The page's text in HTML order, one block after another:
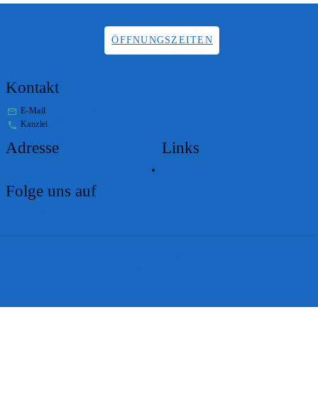
ÖFFNUNGSZEITEN
Kontakt
E-Mail
Kanzlei
Adresse Links
Folge uns auf